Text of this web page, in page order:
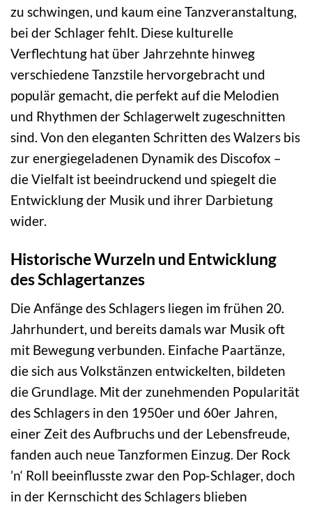
zu schwingen, und kaum eine Tanzveranstaltung,
bei der Schlager fehlt. Diese kulturelle
Verflechtung hat über Jahrzehnte hinweg
verschiedene Tanzstile hervorgebracht und
populär gemacht, die perfekt auf die Melodien
und Rhythmen der Schlagerwelt zugeschnitten
sind. Von den eleganten Schritten des Walzers bis
zur energiegeladenen Dynamik des Discofox –
die Vielfalt ist beeindruckend und spiegelt die
Entwicklung der Musik und ihrer Darbietung
wider.
Historische Wurzeln und Entwicklung
des Schlagertanzes
Die Anfänge des Schlagers liegen im frühen 20.
Jahrhundert, und bereits damals war Musik oft
mit Bewegung verbunden. Einfache Paartänze,
die sich aus Volkstänzen entwickelten, bildeten
die Grundlage. Mit der zunehmenden Popularität
des Schlagers in den 1950er und 60er Jahren,
einer Zeit des Aufbruchs und der Lebensfreude,
fanden auch neue Tanzformen Einzug. Der Rock
’n‘ Roll beeinflusste zwar den Pop-Schlager, doch
in der Kernschicht des Schlagers blieben